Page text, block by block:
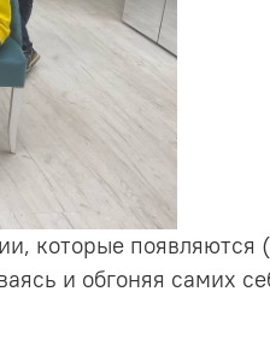
которые появляются
и обгоняя самих